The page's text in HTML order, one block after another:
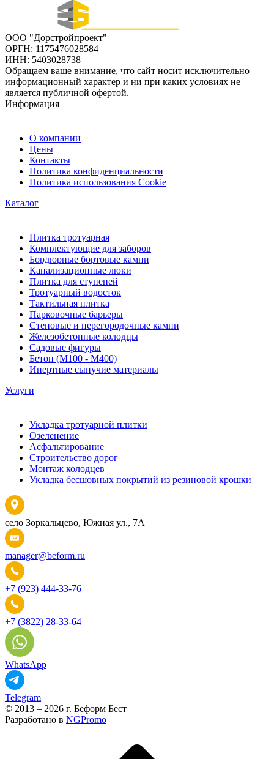
ООО "Дорстройпроект"
ОРГН: 1175476028584
ИНН: 5403028738
Обращаем ваше внимание, что сайт носит исключительно
информационный характер и ни при каких условиях не
является публичной офертой.
Информация
О компании
Цены
Контакты
Политика конфиденциальности
Политика использования Cookie
Каталог
Плитка тротуарная
Комплектующие для заборов
Бордюрные бортовые камни
Канализационные люки
Плитка для ступеней
Тротуарный водосток
Тактильная плитка
Парковочные барьеры
Стеновые и перегородочные камни
Железобетонные колодцы
Садовые фигуры
Бетон (М100 - М400)
Инертные сыпучие материалы
Услуги
Укладка тротуарной плитки
Озеленение
Асфальтирование
Строительство дорог
Монтаж колодцев
Укладка бесшовных покрытий из резиновой крошки
село Зоркальцево, Южная ул., 7А
manager@beform.ru
+7 (923) 444-33-76
+7 (3822) 28-33-64
WhatsApp
Telegram
© 2013 – 2026 г. Беформ Бест
Разработано в NGPromo